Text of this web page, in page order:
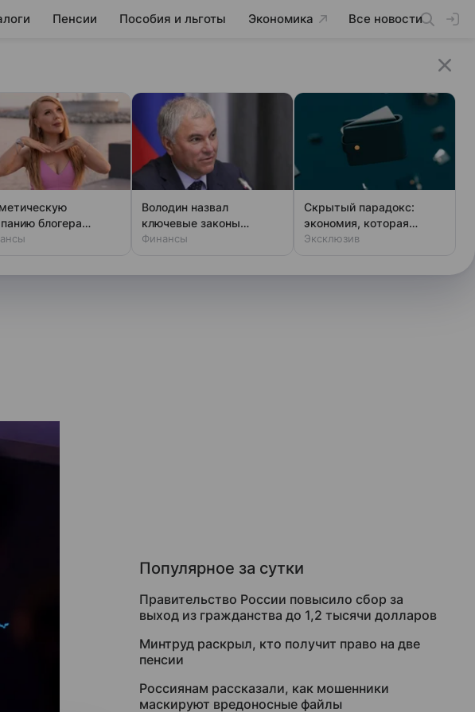
Пенсии Пособия и льготы Экономика Все новости
Популярное за сутки
Правительство России повысило сбор за
выход из гражданства до 1,2 тысячи долларов
Минтруд раскрыл, кто получит право на две
пенсии
Россиянам рассказали, как мошенники
маскируют вредоносные файлы
блогера
Кросс
Володин назвал
ключевые законы
августа
Финансы
Скрытый парадокс:
экономия, которая
разоряет россиян
Эксклюзив